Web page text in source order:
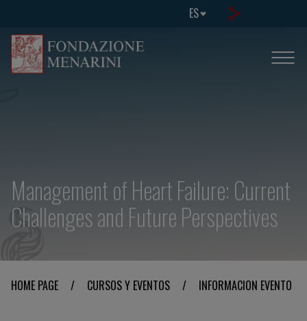
ES
Management of Heart Failure: Current
Challenges and Future Perspectives
HOME PAGE / CURSOS Y EVENTOS / INFORMACION EVENTO